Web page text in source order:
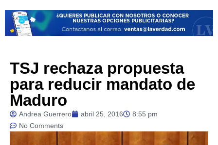
TSJ rechaza propuesta
para reducir mandato de
Maduro
Andrea Guerrero abril 25, 2016
8:55 pm
No Comments